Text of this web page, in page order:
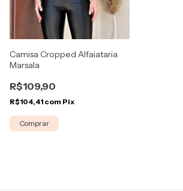
Camisa Cropped Alfaiataria
Marsala
R$109,90
R$104,41 com Pix
Comprar